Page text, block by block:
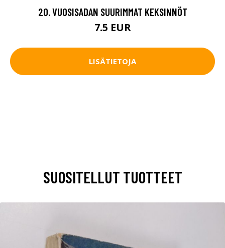
20. VUOSISADAN SUURIMMAT KEKSINNÖT
7.5 EUR
LISÄTIETOJA
SUOSITELLUT TUOTTEET